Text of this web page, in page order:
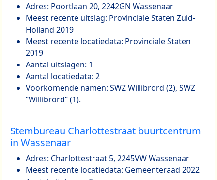
Adres: Poortlaan 20, 2242GN Wassenaar
Meest recente uitslag: Provinciale Staten Zuid-
Holland 2019
Meest recente locatiedata: Provinciale Staten
2019
Aantal uitslagen: 1
Aantal locatiedata: 2
Voorkomende namen: SWZ Willibrord (2), SWZ
”Willibrord” (1).
Stembureau Charlottestraat buurtcentrum
in Wassenaar
Adres: Charlottestraat 5, 2245VW Wassenaar
Meest recente locatiedata: Gemeenteraad 2022